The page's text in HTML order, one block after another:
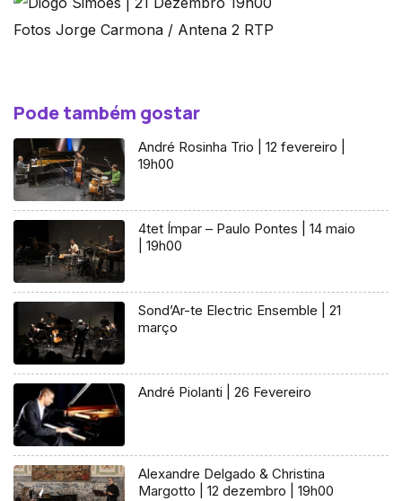
Fotos Jorge Carmona / Antena 2 RTP
Pode também gostar
André Rosinha Trio | 12 fevereiro |
19h00
4tet Ímpar – Paulo Pontes | 14 maio
| 19h00
Sond’Ar-te Electric Ensemble | 21
março
André Piolanti | 26 Fevereiro
Alexandre Delgado & Christina
Margotto | 12 dezembro | 19h00